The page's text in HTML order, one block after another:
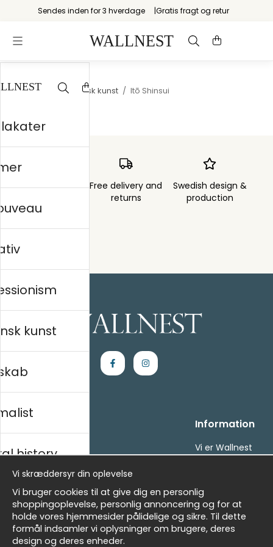
Sendes inden for 3 hverdage Gratis fragt og retur
Startsiden Japansk kunst / Itō Shinsui
Order sent within Free delivery and
returns
Swedish design &
production
Kontakt os
- Returer och återbetalningar
- Leverans - enkelt, snabbt &amp; gratis
Om cookies
Mine favoritter
Information
Vi er Wallnest
Nyhedsbrev
kunst
history
Vi skræddersyr din oplevelse
Vi bruger cookies til at give dig en personlig
shoppingoplevelse, personlig annoncering og for at
holde vores hjemmesider pålidelige og sikre. Til dette
formål indsamler vi oplysninger om brugere, deres
design og deres enheder.